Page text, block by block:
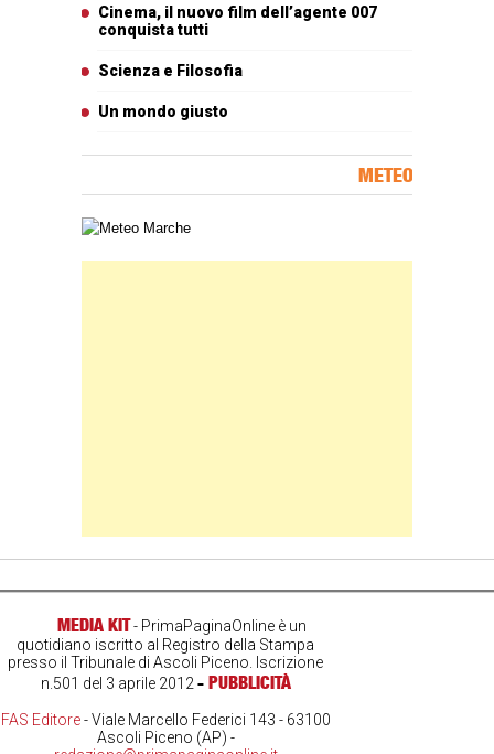
Cinema, il nuovo film dell’agente 007
conquista tutti
Scienza e Filosofia
Un mondo giusto
METEO
Carta meteorologica delle Marche
MEDIA KIT- PrimaPaginaOnline è un
quotidiano iscritto al Registro della Stampa
presso il Tribunale di Ascoli Piceno. Iscrizione
n.501 del 3 aprile 2012- PUBBLICITÀ
FAS Editore- Viale Marcello Federici 143 - 63100
Ascoli Piceno (AP) -